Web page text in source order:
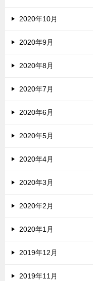
2020年10月
2020年9月
2020年8月
2020年7月
2020年6月
2020年5月
2020年4月
2020年3月
2020年2月
2020年1月
2019年12月
2019年11月